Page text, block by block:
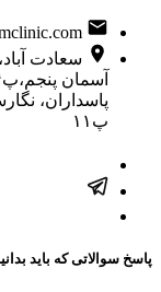
سعادت
آسمان پنجم،پ۲۴
پاسداران،
پ۱۱
پاسخ سوالاتی که باید